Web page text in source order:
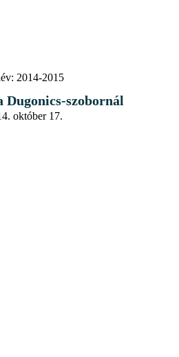
2014-2015
Dugonics-szobornál
október 17.